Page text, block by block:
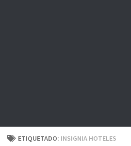
ETIQUETADO: INSIGNIA HOTELES